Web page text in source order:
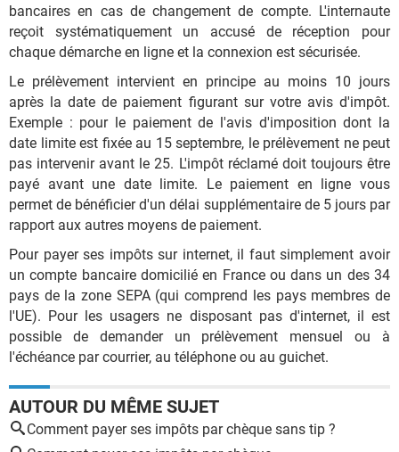
bancaires en cas de changement de compte. L'internaute
reçoit systématiquement un accusé de réception pour
chaque démarche en ligne et la connexion est sécurisée.
Le prélèvement intervient en principe au moins 10 jours
après la date de paiement figurant sur votre avis d'impôt.
Exemple : pour le paiement de l'avis d'imposition dont la
date limite est fixée au 15 septembre, le prélèvement ne peut
pas intervenir avant le 25. L'impôt réclamé doit toujours être
payé avant une date limite. Le paiement en ligne vous
permet de bénéficier d'un délai supplémentaire de 5 jours par
rapport aux autres moyens de paiement.
Pour payer ses impôts sur internet, il faut simplement avoir
un compte bancaire domicilié en France ou dans un des 34
pays de la zone SEPA (qui comprend les pays membres de
l'UE). Pour les usagers ne disposant pas d'internet, il est
possible de demander un prélèvement mensuel ou à
l'échéance par courrier, au téléphone ou au guichet.
AUTOUR DU MÊME SUJET
Comment payer ses impôts par chèque sans tip ?